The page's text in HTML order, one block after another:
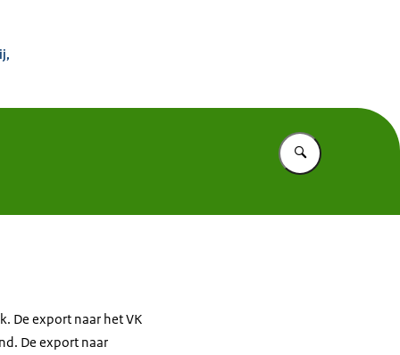
Vul in wat u
De export naar het VK
De export naar